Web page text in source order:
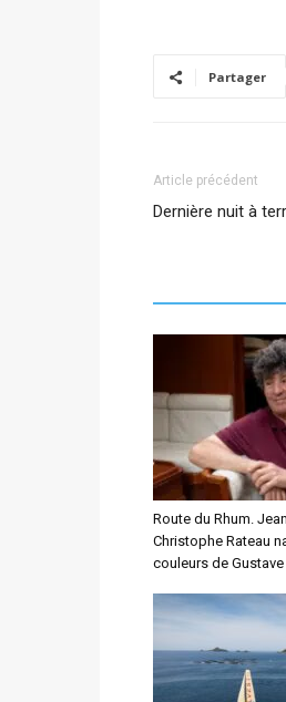
Partager
Article précédent
Dernière nuit à
Route du Rhum.
Christophe Rateau
couleurs de